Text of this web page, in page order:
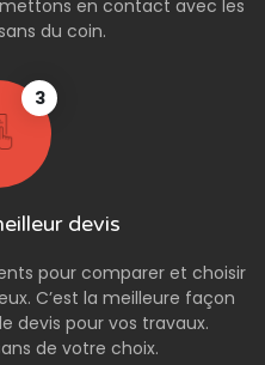
en contact avec les
du coin.
3
devis
pour comparer et choisir
C’est la meilleure façon
devis pour vos travaux.
de votre choix.